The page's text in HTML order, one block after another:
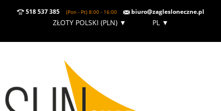
518 537 385 (Pon - Pt) 8:00 - 16:00 biuro@zaglesloneczne.pl
ZŁOTY POLSKI (PLN)▼ PL ▼